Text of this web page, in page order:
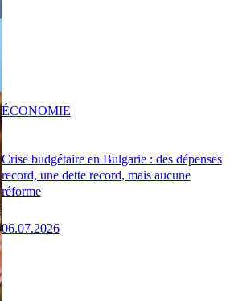
Crise budgétaire en Bulgarie : des dépenses
record, une dette record, mais aucune
réforme
06.07.2026
ÉCONOMIE